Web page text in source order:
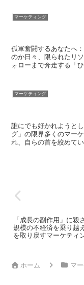
マーケティング
孤軍奮闘するあなたへ
のか日々、限られたリ
ォローまで奔走する「
マーケティング
誰にでも好かれようと
グ」の限界多くのマー
れ、自らの首を絞めて
「成長の副作用」に殺
規模の不経済を乗り越
を取り戻すマーケティ
ホーム マ